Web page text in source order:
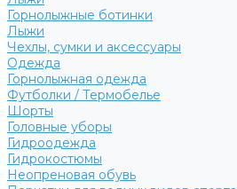
Горнолыжные ботинки
Лыжи
Чехлы, сумки и аксессуары
Одежда
Горнолыжная одежда
Футболки / Термобелье
Шорты
Головные уборы
Гидроодежда
Гидрокостюмы
Неопреновая обувь